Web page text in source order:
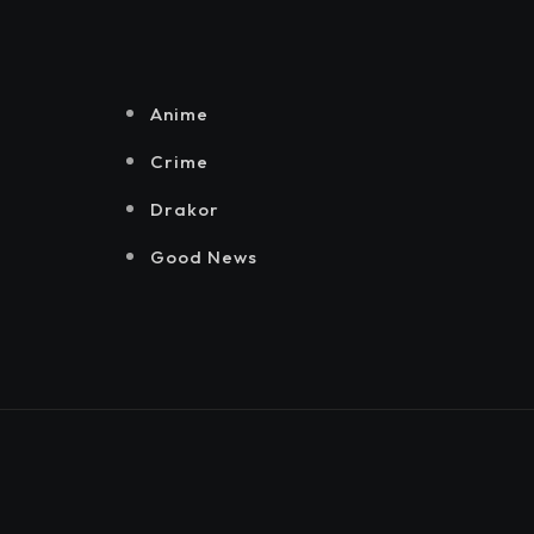
Anime
Crime
Drakor
Good News